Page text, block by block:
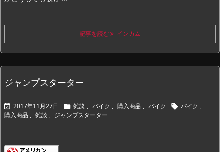
記事を読む インカム
ジャンプスターター
 2017年11月27日  雑談 , バイク , 購入商品 , バイク  バイク ,
購入商品 , 雑談 , ジャンプスターター